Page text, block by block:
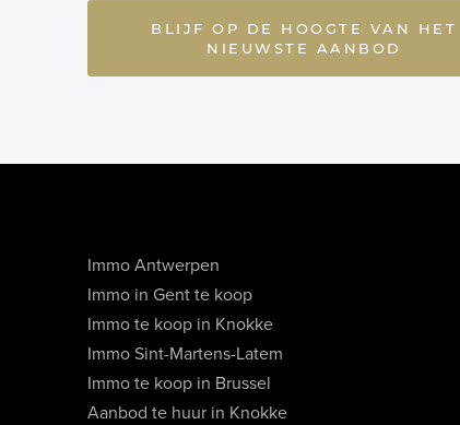
BLIJF OP DE HOOGTE VAN HET
NIEUWSTE AANBOD
Immo Antwerpen
Immo in Gent te koop
Immo te koop in Knokke
Immo Sint-Martens-Latem
Immo te koop in Brussel
Aanbod te huur in Knokke